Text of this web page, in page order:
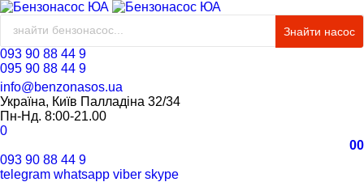
Знайти насос
093 90 88 44 9
095 90 88 44 9
info@benzonasos.ua
Україна, Київ Палладіна 32/34
Пн-Нд. 8:00-21.00
0
00
093 90 88 44 9
telegram whatsapp viber skype